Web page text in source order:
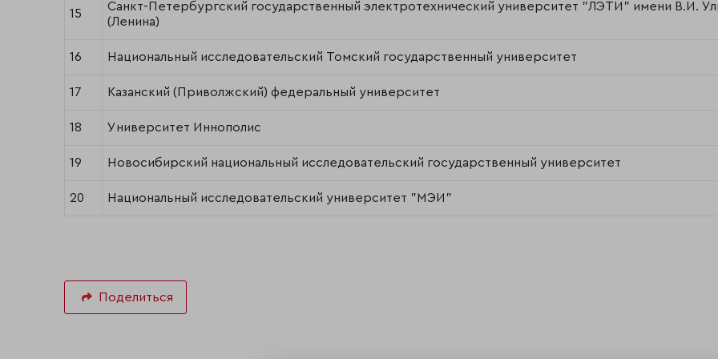
15
Санкт-Петербургский государственный электротехнический университет "ЛЭТИ" имени В.И.
(Ленина)
16 Национальный исследовательский Томский государственный университет
17 Казанский (Приволжский) федеральный университет
18 Университет Иннополис
19 Новосибирский национальный исследовательский государственный университет
20 Национальный исследовательский университет "МЭИ"
Поделиться